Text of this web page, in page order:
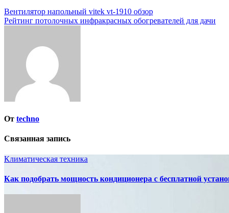
Навигация
по
Вентилятор напольный vitek vt-1910 обзор
Рейтинг потолочных инфракрасных обогревателей для дачи
От techno
Связанная запись
Климатическая техника
Как подобрать мощность кондиционера с бесплатной